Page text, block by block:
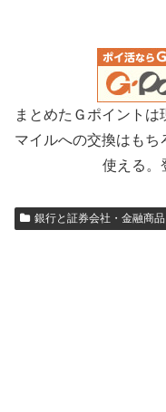
まとめたＧポイント
マイルへの交換はもち
使える。
銀行と証券会社・金融商品